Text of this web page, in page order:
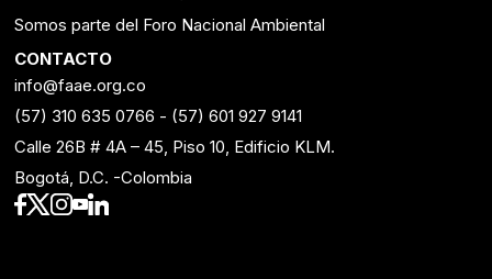
Somos parte del Foro Nacional Ambiental
CONTACTO
info@faae.org.co
(57) 310 635 0766 - (57) 601 927 9141
Calle 26B # 4A – 45, Piso 10, Edificio KLM.
Bogotá, D.C. -Colombia